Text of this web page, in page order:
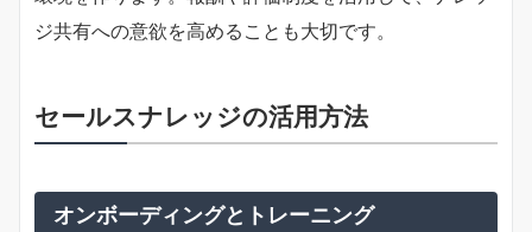
ジ共有への意欲を高めることも大切です。
セールスナレッジの活用方法
オンボーディングとトレーニング